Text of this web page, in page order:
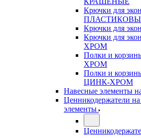
Крючки для
Крючки для
Крючки для
ХРОМ
Полки и
ХРОМ
Полки и
ЦИНК-ХРОМ
Навесные
Ценникодержатели
элементы